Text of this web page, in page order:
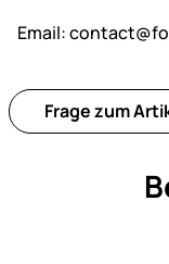
Email:
Frage zum